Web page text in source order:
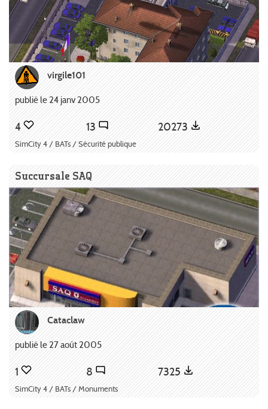
virgile101
publié le 24 janv 2005
4 13 20273
SimCity 4 / BATs / Sécurité publique
Succursale SAQ
Cataclaw
publié le 27 août 2005
1 8 7325
SimCity 4 / BATs / Monuments